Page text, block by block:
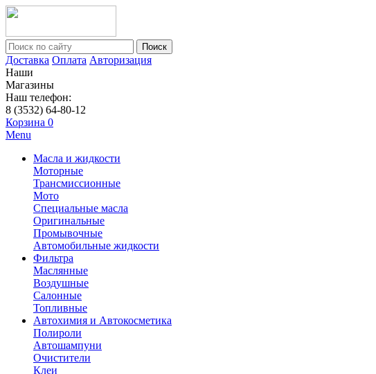
Поиск
Доставка Оплата Авторизация
Наши
Магазины
Наш телефон:
8 (3532) 64-80-12
Корзина 0
Menu
Масла и жидкости
Моторные
Трансмиссионные
Мото
Специальные масла
Оригинальные
Промывочные
Автомобильные жидкости
Фильтра
Маслянные
Воздушные
Салонные
Топливные
Автохимия и Автокосметика
Полироли
Автошампуни
Очистители
Клеи